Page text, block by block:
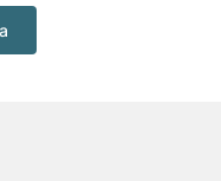
tahap
punya peran yang